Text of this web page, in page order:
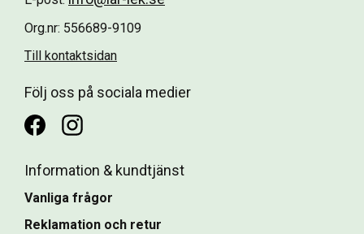
Org.nr: 556689-9109
Till kontaktsidan
Följ oss på sociala medier
Information & kundtjänst
Vanliga frågor
Reklamation och retur